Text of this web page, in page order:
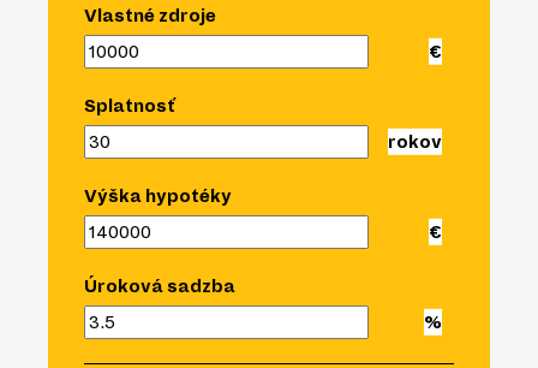
Vlastné zdroje
Splatnosť
Výška hypotéky
Úroková sadzba